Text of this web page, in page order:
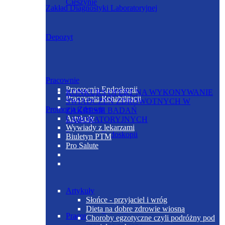
Zakład Diagnostyki Laboratoryjnej
Pracownie
Pracownia Endoskopii
Pracownia Rehabilitacji
Pracownia Endoskopii
Pracownia Rehabilitacji
Depozyt
Promocja Zdrowia
Artykuły
Wywiady z lekarzami
Biuletyn PTM
Pro Salute
Artykuły
Słońce - przyjaciel i wróg
Dieta na dobre zdrowie wiosną
Choroby egzotyczne czyli podróżny pod
Cieszynie
KONKURS OFERT NA WYKONYWANIE
ŚWIADCZEŃ ZDROWOTNYCH W
ZAKRESIE BADAŃ
LABORATORYJNYCH